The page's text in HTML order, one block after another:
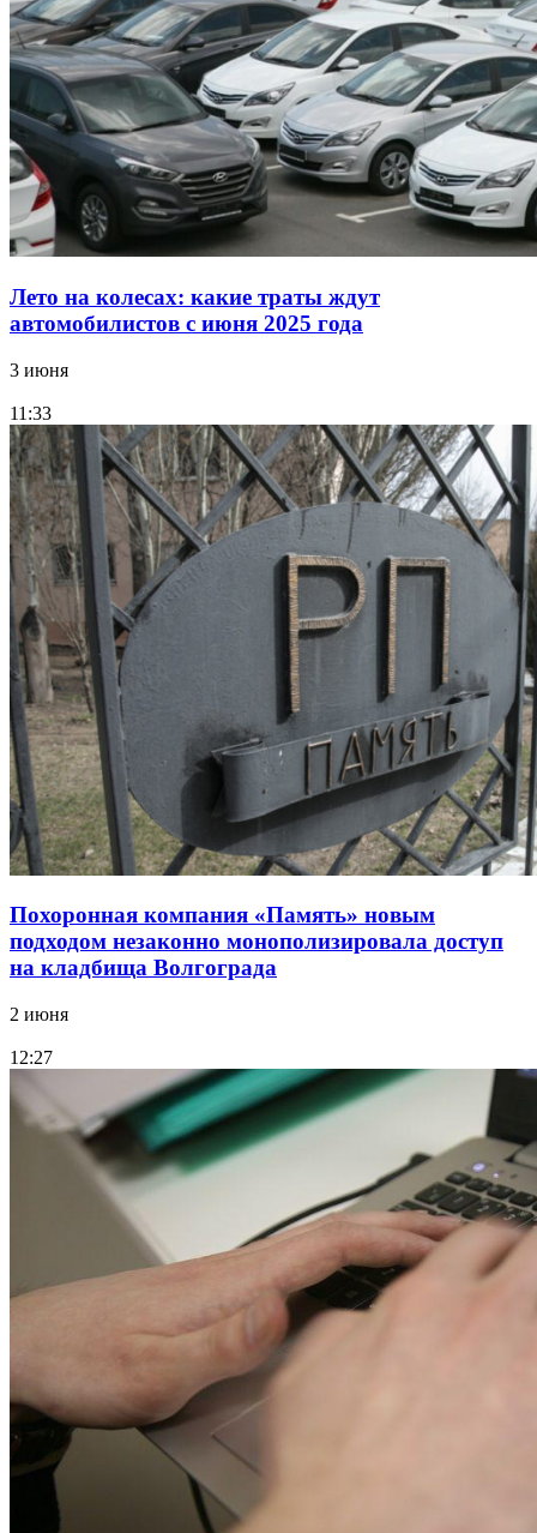
Лето на колесах: какие траты ждут
автомобилистов с июня 2025 года
3 июня
11:33
Похоронная компания «Память» новым
подходом незаконно монополизировала доступ
на кладбища Волгограда
2 июня
12:27